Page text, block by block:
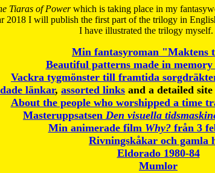
Tiaras of Powerwhich is taking place in my
2018 I will publish the first part of the trilogy in
I have illustrated the trilogy myself.
Min fantasyroman "Maktens
Beautiful patterns made in
Vackra tygmönster till framtida
länkar, assorted links and a detailed
About the people who worshipped a time
Masteruppsatsen Den visuella
Min animerade film Why?från 3
Rivningskåkar och gamla
Eldorado 1980-84
Mumlor